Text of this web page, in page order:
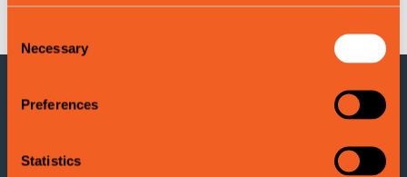
Selection
Necessary
Preferences
Statistics
Voss Turistinformasjon